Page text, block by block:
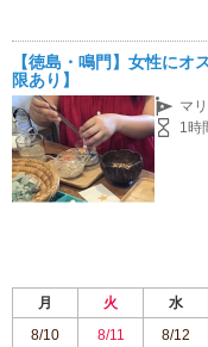
【徳島・鳴門】女性に
限あり】
マ
1時
月 火 水
8/10
8/11 8/12